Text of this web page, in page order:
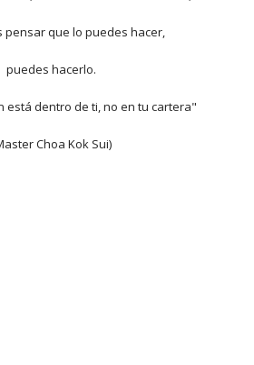
pensar que lo puedes hacer,
puedes hacerlo.
está dentro de ti, no en tu cartera"
Choa Kok Sui)